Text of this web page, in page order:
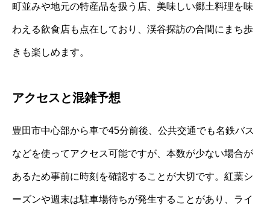
町並みや地元の特産品を扱う店、美味しい郷土料理を味
わえる飲食店も点在しており、渓谷探訪の合間にまち歩
きも楽しめます。
アクセスと混雑予想
豊田市中心部から車で45分前後、公共交通でも名鉄バス
などを使ってアクセス可能ですが、本数が少ない場合が
あるため事前に時刻を確認することが大切です。紅葉シ
ーズンや週末は駐車場待ちが発生することがあり、ライ